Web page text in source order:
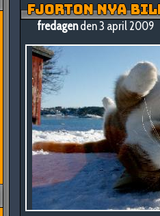
FJORTON NYA
fredagenden 3 april 2009